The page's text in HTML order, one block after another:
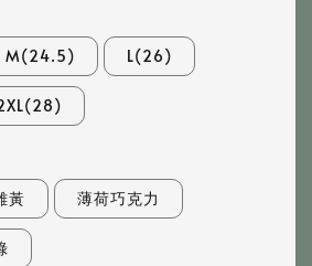
M(24.5) L(26)
黃 薄荷巧克力